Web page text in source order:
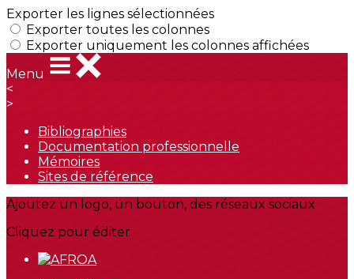
Exporter les lignes sélectionnées
Exporter toutes les colonnes
Exporter uniquement les colonnes affichées
Menu
<
>
Bibliographies
Documentation professionnelle
Mémoires
Sites de référence
Ajoutez un logo, un bouton, des réseaux sociaux
Cliquez pour éditer